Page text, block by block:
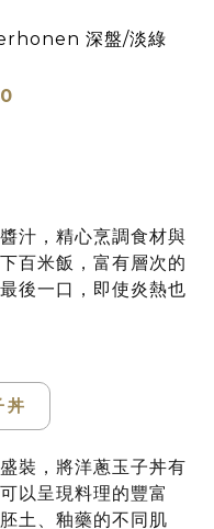
深盤/淡綠
汁，精心烹調食材與
百米飯，富有層次的
後一口，即使炎熱也
丼
裝，將洋蔥玉子丼有
以呈現料理的豐富
土、釉藥的不同肌